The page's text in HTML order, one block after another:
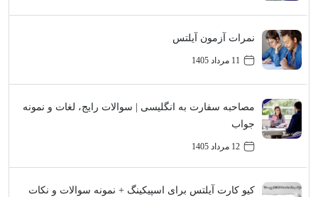
نمرات آزمون آیلتس
11 مرداد 1405
مصاحبه سفارت به انگلیسی | سوالات رایج، لغات و نمونه
جواب
12 مرداد 1405
کیو کارت آیلتس برای اسپیکینگ + نمونه سوالات و نکات